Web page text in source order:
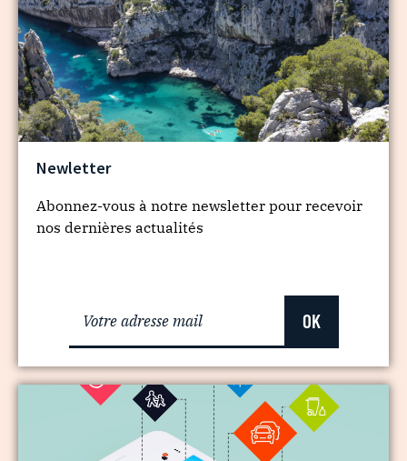
Newletter
Abonnez-vous à notre newsletter pour recevoir
nos dernières actualités